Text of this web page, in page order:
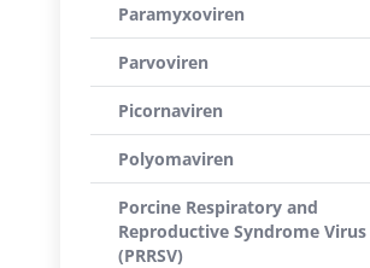
Paramyxoviren
Parvoviren
Picornaviren
Polyomaviren
Porcine Respiratory and
Reproductive Syndrome Virus
(PRRSV)